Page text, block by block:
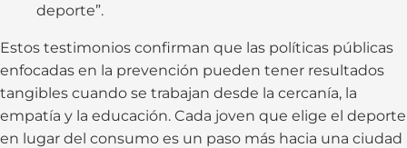
deporte”.
Estos testimonios confirman que las políticas públicas
enfocadas en la prevención pueden tener resultados
tangibles cuando se trabajan desde la cercanía, la
empatía y la educación. Cada joven que elige el deporte
en lugar del consumo es un paso más hacia una ciudad